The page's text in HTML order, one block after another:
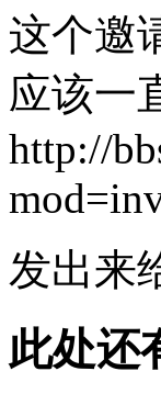
这个邀
应该一
http://
发出来
此处还